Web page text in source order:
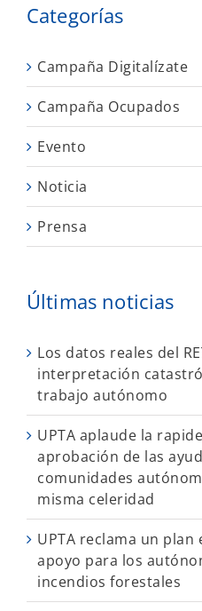
Categorías
Campaña Digitalízate
Campaña Ocupados
Evento
Noticia
Prensa
Últimas noticias
Los datos reales del
interpretación
trabajo autónomo
UPTA aplaude la
aprobación de las
comunidades
misma celeridad
UPTA reclama un
apoyo para los
incendios forestales